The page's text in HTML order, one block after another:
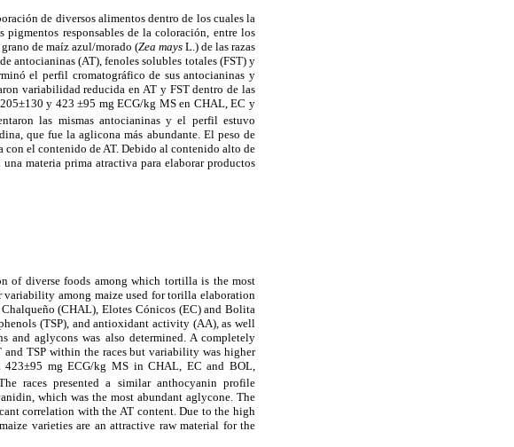
de diversos alimentos dentro de los cuales la
responsables de la coloración, entre los
de maíz azul/morado (Zea mays L.) de las razas
antocianinas (AT), fenoles solubles totales (FST) y
el perfil cromatográfico de sus antocianinas y
variabilidad reducida en AT y FST dentro de las
y 423 ±95 mg ECG/kg MS en CHAL, EC y
las mismas antocianinas y el perfil estuvo
que fue la aglicona más abundante. El peso de
el contenido de AT. Debido al contenido alto de
materia prima atractiva para elaborar productos
of diverse foods among which tortilla is the most
variability among maize used for torilla elaboration
(CHAL), Elotes Cónicos (EC) and Bolita
(TSP), and antioxidant activity (AA), as well
aglycons was also determined. A completely
and TSP within the races but variability was higher
423±95 mg ECG/kg MS in CHAL, EC and BOL,
races presented a similar anthocyanin profile
which was the most abundant aglycone. The
correlation with the AT content. Due to the high
varieties are an attractive raw material for the